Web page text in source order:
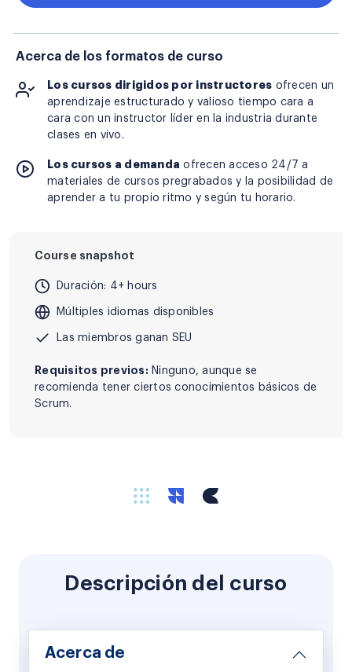
Acerca de los formatos de curso
Los cursos dirigidos por instructores ofrecen un
aprendizaje estructurado y valioso tiempo cara a
cara con un instructor líder en la industria durante
clases en vivo.
Los cursos a demanda ofrecen acceso 24/7 a
materiales de cursos pregrabados y la posibilidad de
aprender a tu propio ritmo y según tu horario.
Course snapshot
Duración: 4+ hours
Múltiples idiomas disponibles
Las miembros ganan SEU
Requisitos previos: Ninguno, aunque se
recomienda tener ciertos conocimientos básicos de
Scrum.
Descripción del curso
Acerca de